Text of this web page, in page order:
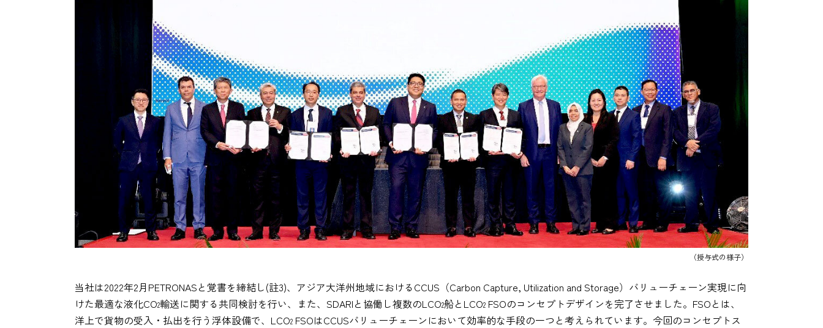
（授与式の様子）
当社は2022年2月PETRONASと覚書を締結し(註3)、アジア大洋州地域におけるCCUS（Carbon Capture, Utilization and Storage）バリューチェーン実現に向
けた最適な液化CO2輸送に関する共同検討を行い、また、SDARIと協働し複数のLCO2船とLCO2 FSOのコンセプトデザインを完了させました。FSOとは、
洋上で貨物の受入・払出を行う浮体設備で、LCO2 FSOはCCUSバリューチェーンにおいて効率的な手段の一つと考えられています。今回のコンセプトス